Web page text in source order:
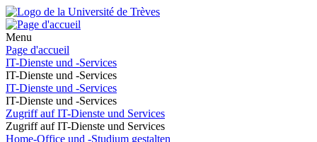
Menu
Page d'accueil
IT-Dienste und -Services
IT-Dienste und -Services
IT-Dienste und -Services
IT-Dienste und -Services
Zugriff auf IT-Dienste und Services
Zugriff auf IT-Dienste und Services
Home-Office und -Studium gestalten